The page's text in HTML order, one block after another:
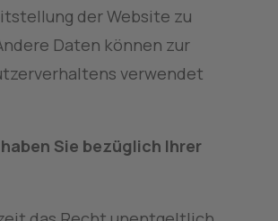
der Website zu
Daten können zur
verwendet
Sie bezüglich Ihrer